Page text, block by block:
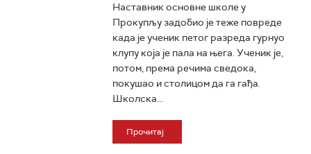
Наставник основне школе у
Прокупљу задобио је теже повреде
када је ученик петог разреда гурнуо
клупу која је пала на њега. Ученик је,
потом, према речима сведока,
покушао и столицом да га гађа.
Школска...
Прочитај